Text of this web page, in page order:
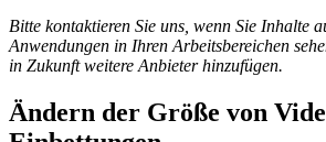
Bitte kontaktieren Sie uns, wenn Sie Inhalte
Anwendungen in Ihren Arbeitsbereichen
in Zukunft weitere Anbieter hinzufügen.
Ändern der Größe von